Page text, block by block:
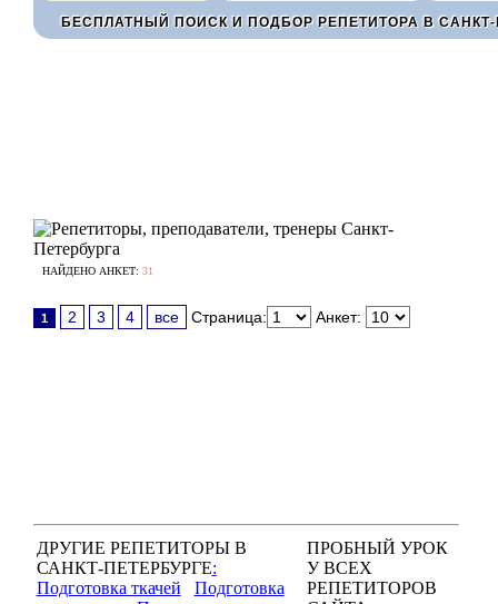
БЕСПЛАТНЫЙ ПОИСК И ПОДБОР РЕПЕТИТОРА В САНКТ-
НАЙДЕНО АНКЕТ: 31
1 2 3 4 все Страница: Анкет:
ДРУГИЕ РЕПЕТИТОРЫ В
САНКТ-ПЕТЕРБУРГЕ:
Подготовка ткачей
Подготовка
ПРОБНЫЙ УРОК
У ВСЕХ
РЕПЕТИТОРОВ